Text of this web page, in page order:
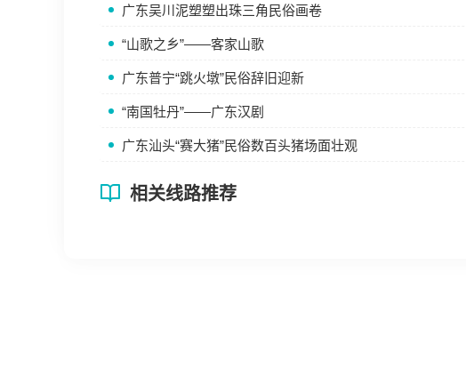
广东吴川泥塑塑出珠三角民俗画卷
“山歌之乡”——客家山歌
广东普宁“跳火墩”民俗辞旧迎新
“南国牡丹”——广东汉剧
广东汕头“赛大猪”民俗数百头猪场面壮观
相关线路推荐